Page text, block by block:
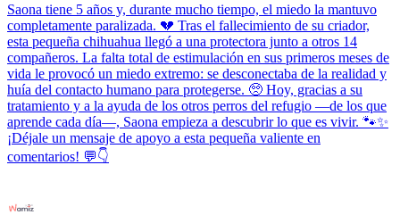
Saona tiene 5 años y, durante mucho tiempo, el miedo la mantuvo
completamente paralizada. 💔 Tras el fallecimiento de su criador,
esta pequeña chihuahua llegó a una protectora junto a otros 14
compañeros. La falta total de estimulación en sus primeros meses de
vida le provocó un miedo extremo: se desconectaba de la realidad y
huía del contacto humano para protegerse. 🥺 Hoy, gracias a su
tratamiento y a la ayuda de los otros perros del refugio —de los que
aprende cada día—, Saona empieza a descubrir lo que es vivir. 🐾✨
¡Déjale un mensaje de apoyo a esta pequeña valiente en
comentarios! 💬👇